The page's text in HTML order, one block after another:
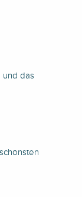
und das